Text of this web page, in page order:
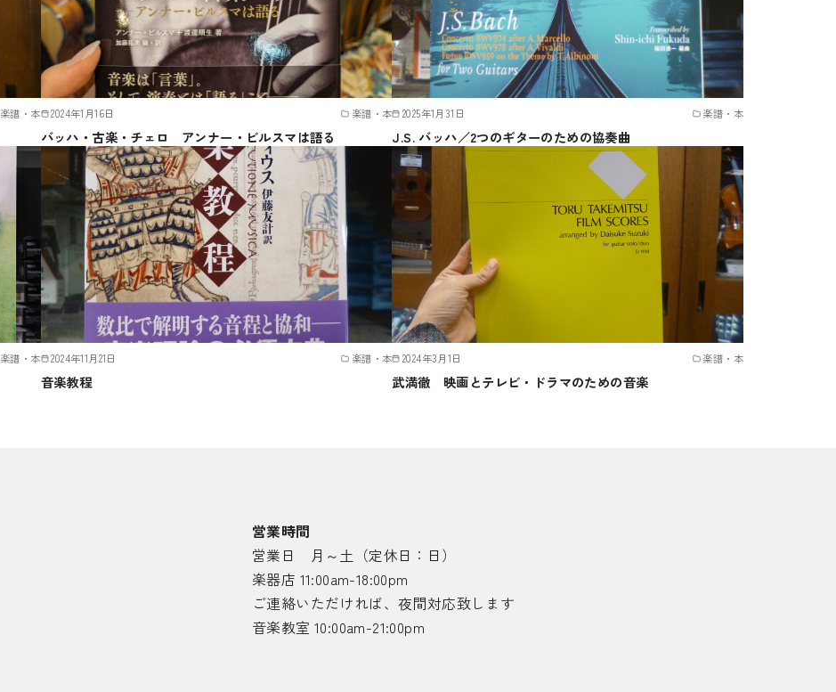
楽譜・本 2024年1月16日 楽譜・本
バッハ・古楽・チェロ アンナー・ビルスマは語る
2025年1月31日 楽譜・本
J.S. バッハ／2つのギターのための協奏曲
楽譜・本 2024年11月21日 楽譜・本
音楽教程
2024年3月1日 楽譜・本
武満徹 映画とテレビ・ドラマのための音楽
営業時間
営業日 月～土（定休日：日）
楽器店 11:00am-18:00pm
ご連絡いただければ、夜間対応致します
音楽教室 10:00am-21:00pm